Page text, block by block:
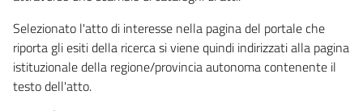
Selezionato l'atto di interesse nella pagina del portale che
riporta gli esiti della ricerca si viene quindi indirizzati alla pagina
istituzionale della regione/provincia autonoma contenente il
testo dell'atto.